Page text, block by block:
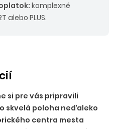
komplexné
alebo PLUS.
si pre vás pripravili
skvelá poloha neďaleko
centra mesta